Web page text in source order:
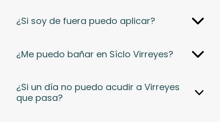
¿Si soy de fuera puedo aplicar?
¿Me puedo bañar en Síclo Virreyes?
¿Si un día no puedo acudir a Virreyes
que pasa?